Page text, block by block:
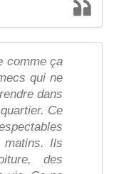
comme ça
qui ne
dans
Ce
Ils
des